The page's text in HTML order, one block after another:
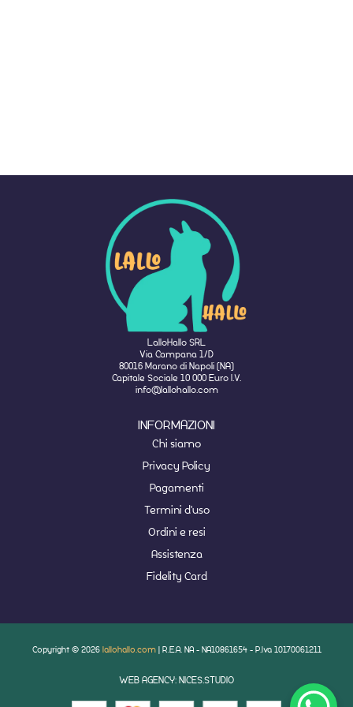
LalloHallo SRL
Via Campana 1/D
80016 Marano di Napoli (NA)
Capitale Sociale 10 000 Euro I.V.
info@lallohallo.com
INFORMAZIONI
Chi siamo
Privacy Policy
Pagamenti
Termini d'uso
Ordini e resi
Assistenza
Fidelity Card
Copyright © 2026 lallohallo.com | R.E.A. NA - NA10861654 - P.Iva 10170061211
WEB AGENCY: NICES.STUDIO